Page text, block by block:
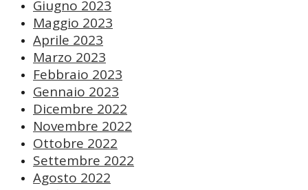
Giugno 2023
Maggio 2023
Aprile 2023
Marzo 2023
Febbraio 2023
Gennaio 2023
Dicembre 2022
Novembre 2022
Ottobre 2022
Settembre 2022
Agosto 2022